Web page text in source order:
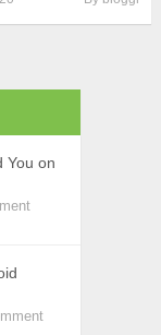
You on